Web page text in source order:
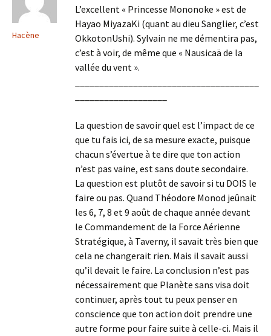
Hacène
L’excellent « Princesse Mononoke » est de
Hayao MiyazaKi (quant au dieu Sanglier, c’est
OkkotonUshi). Sylvain ne me démentira pas,
c’est à voir, de même que « Nausicaä de la
vallée du vent ».
La question de savoir quel est l’impact de ce
que tu fais ici, de sa mesure exacte, puisque
chacun s’évertue à te dire que ton action
n’est pas vaine, est sans doute secondaire.
La question est plutôt de savoir si tu DOIS le
faire ou pas. Quand Théodore Monod jeûnait
les 6, 7, 8 et 9 août de chaque année devant
le Commandement de la Force Aérienne
Stratégique, à Taverny, il savait très bien que
cela ne changerait rien. Mais il savait aussi
qu’il devait le faire. La conclusion n’est pas
nécessairement que Planète sans visa doit
continuer, après tout tu peux penser en
conscience que ton action doit prendre une
autre forme pour faire suite à celle-ci. Mais il